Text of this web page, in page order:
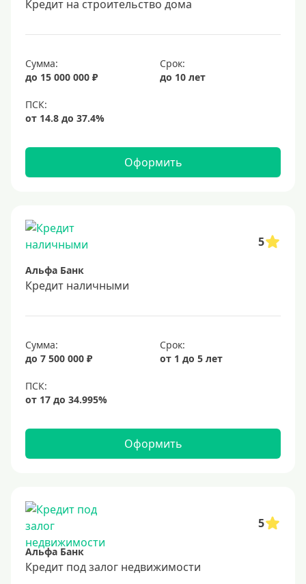
20 лет
25 лет
30 лет
Месяц
2 месяца
3 месяца
6 месяцев
Ставка
4%
6%
7%
8%
9%
11%
12%
14%
15%
16%
17%
Кредит на строительство дома
Сумма:
до 15 000 000 ₽
Срок:
до 10 лет
Оформить
5
Альфа Банк
Кредит наличными
Сумма:
до 7 500 000 ₽
Срок:
от 1 до 5 лет
Оформить
5
Альфа Банк
Кредит под залог недвижимости